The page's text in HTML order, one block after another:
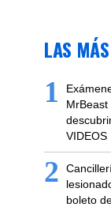
LAS
1
VIDEOS
2
boleto